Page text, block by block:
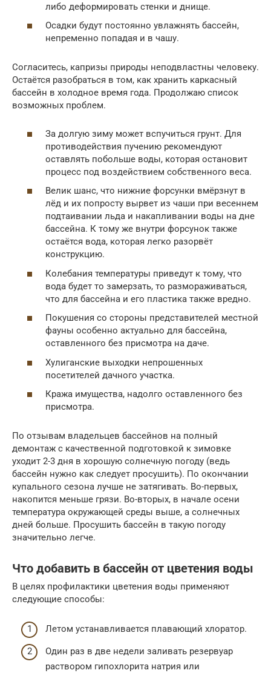
либо деформировать стенки и днище.
Осадки будут постоянно увлажнять бассейн,
непременно попадая и в чашу.
Согласитесь, капризы природы неподвластны человеку.
Остаётся разобраться в том, как хранить каркасный
бассейн в холодное время года. Продолжаю список
возможных проблем.
За долгую зиму может вспучиться грунт. Для
противодействия пучению рекомендуют
оставлять побольше воды, которая остановит
процесс под воздействием собственного веса.
Велик шанс, что нижние форсунки вмёрзнут в
лёд и их попросту вырвет из чаши при весеннем
подтаивании льда и накапливании воды на дне
бассейна. К тому же внутри форсунок также
остаётся вода, которая легко разорвёт
конструкцию.
Колебания температуры приведут к тому, что
вода будет то замерзать, то размораживаться,
что для бассейна и его пластика также вредно.
Покушения со стороны представителей местной
фауны особенно актуально для бассейна,
оставленного без присмотра на даче.
Хулиганские выходки непрошенных
посетителей дачного участка.
Кража имущества, надолго оставленного без
присмотра.
По отзывам владельцев бассейнов на полный
демонтаж с качественной подготовкой к зимовке
уходит 2-3 дня в хорошую солнечную погоду (ведь
бассейн нужно как следует просушить). По окончании
купального сезона лучше не затягивать. Во-первых,
накопится меньше грязи. Во-вторых, в начале осени
температура окружающей среды выше, а солнечных
дней больше. Просушить бассейн в такую погоду
значительно легче.
Что добавить в бассейн от цветения воды
В целях профилактики цветения воды применяют
следующие способы:
Летом устанавливается плавающий хлоратор.
Один раз в две недели заливать резервуар
раствором гипохлорита натрия или